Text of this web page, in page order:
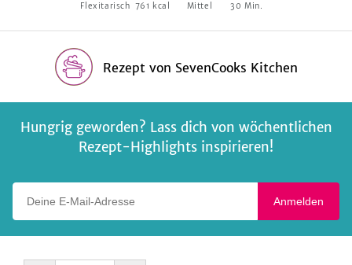
Flexitarisch 761 kcal Mittel 30 Min.
Rezept von SevenCooks Kitchen
Hungrig geworden? Lass dich von wöchentlichen
Rezept-Highlights inspirieren!
Anmelden